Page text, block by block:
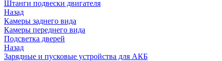
Штанги подвески двигателя
Назад
Камеры заднего вида
Камеры переднего вида
Подсветка дверей
Назад
Зарядные и пусковые устройства для АКБ